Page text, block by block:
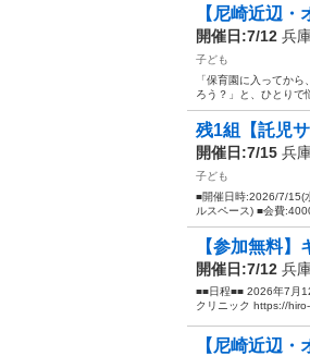
【尼崎近辺
開催日:7/12 兵
子ども
「保育園に入ってか
ろう？」と、ひとりで
残1組【託児
開催日:7/15 兵
子ども
■開催日時:2026/7/15(
ルスペース) ■会費
【参加無料
開催日:7/12 兵
■■日程■■ 2026年7月
クリニック https://hiro-
【尼崎近辺